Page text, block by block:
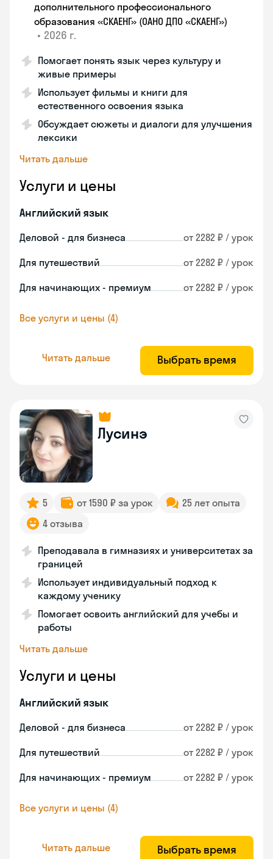
дополнительного профессионального
образования «СКАЕНГ» (ОАНО ДПО «СКАЕНГ»)
• 2026 г.
Помогает понять язык через культуру и
живые примеры
Использует фильмы и книги для
естественного освоения языка
Обсуждает сюжеты и диалоги для улучшения
лексики
Читать дальше
Услуги и цены
Английский язык
Деловой - для бизнеса от 2282 ₽ / урок
Для путешествий от 2282 ₽ / урок
Для начинающих - премиум от 2282 ₽ / урок
Все услуги и цены (4)
Читать дальше Выбрать время
Лусинэ
5 от 1590 ₽ за урок
25 лет опыта
4 отзыва
Преподавала в гимназиях и университетах за
границей
Использует индивидуальный подход к
каждому ученику
Помогает освоить английский для учебы и
работы
Читать дальше
Услуги и цены
Английский язык
Деловой - для бизнеса от 2282 ₽ / урок
Для путешествий от 2282 ₽ / урок
Для начинающих - премиум от 2282 ₽ / урок
Все услуги и цены (4)
Читать дальше Выбрать время